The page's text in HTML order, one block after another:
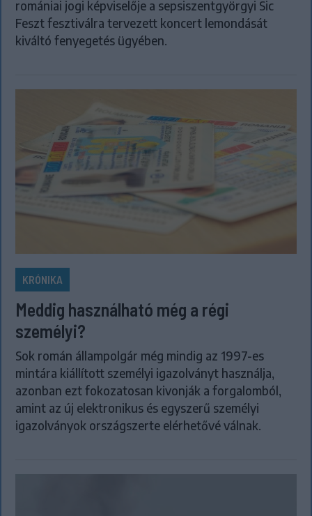
romániai jogi képviselője a sepsiszentgyörgyi Sic
Feszt fesztiválra tervezett koncert lemondását
kiváltó fenyegetés ügyében.
KRÓNIKA
Meddig használható még a régi
személyi?
Sok román állampolgár még mindig az 1997-es
mintára kiállított személyi igazolványt használja,
azonban ezt fokozatosan kivonják a forgalomból,
amint az új elektronikus és egyszerű személyi
igazolványok országszerte elérhetővé válnak.